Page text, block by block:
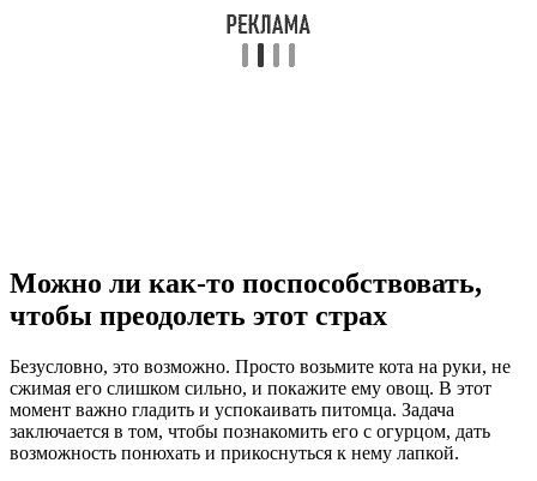
Можно ли как-то поспособствовать,
чтобы преодолеть этот страх
Безусловно, это возможно. Просто возьмите кота на руки, не
сжимая его слишком сильно, и покажите ему овощ. В этот
момент важно гладить и успокаивать питомца. Задача
заключается в том, чтобы познакомить его с огурцом, дать
возможность понюхать и прикоснуться к нему лапкой.